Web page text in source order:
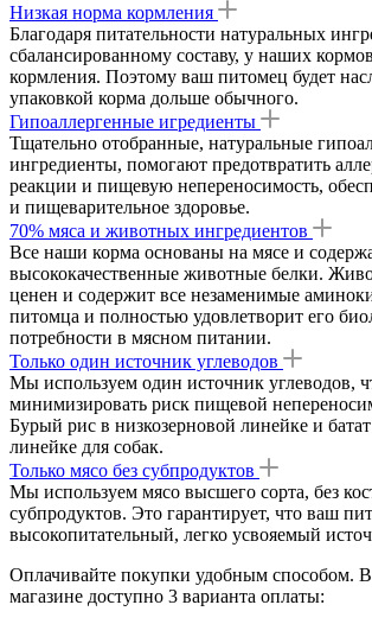
Низкая норма кормления
Благодаря питательности натуральных
сбалансированному составу, у наших
кормления. Поэтому ваш питомец будет
упаковкой корма дольше обычного.
Гипоаллергенные игредиенты
Тщательно отобранные, натуральные
ингредиенты, помогают предотвратить
реакции и пищевую непереносимость,
и пищеварительное здоровье.
70% мяса и животных ингредиентов
Все наши корма основаны на мясе и
высококачественные животные белки.
ценен и содержит все незаменимые
питомца и полностью удовлетворит его
потребности в мясном питании.
Только один источник углеводов
Мы используем один источник углеводов,
минимизировать риск пищевой
Бурый рис в низкозерновой линейке и батат
линейке для собак.
Только мясо без субпродуктов
Мы используем мясо высшего сорта, без
субпродуктов. Это гарантирует, что ваш
высокопитательный, легко усвояемый
Оплачивайте покупки удобным способом.
магазине доступно 3 варианта оплаты: